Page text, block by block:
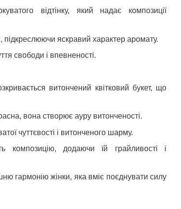
відтінку, який надає композиції
яскравий характер аромату.
свободи і впевненості.
витончений квітковий букет, що
вона створює ауру витонченості.
чуттєвості і витонченого шарму.
композицію, додаючи їй грайливості і
гармонію жінки, яка вміє поєднувати силу